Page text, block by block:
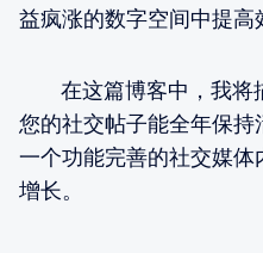
益疯涨的数字空间中提高
在这篇博客中，我将
您的社交帖子能全年保
一个功能完善的社交媒
增长。